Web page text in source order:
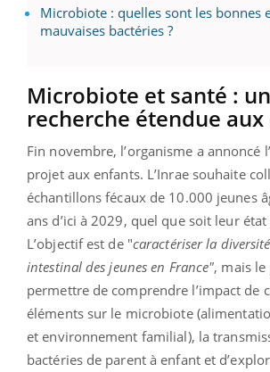
Microbiote : quelles sont les bonnes
mauvaises bactéries ?
Microbiote et santé :
recherche étendue
Fin novembre, l’organisme a annoncé
projet aux enfants. L’Inrae souhaite
échantillons fécaux de 10.000 jeunes
ans d’ici à 2029, quel que soit leur état
L’objectif est de "caractériser la
intestinal des jeunes en France", mais
permettre de comprendre l’impact de
éléments sur le microbiote
et environnement familial), la
bactéries de parent à enfant et